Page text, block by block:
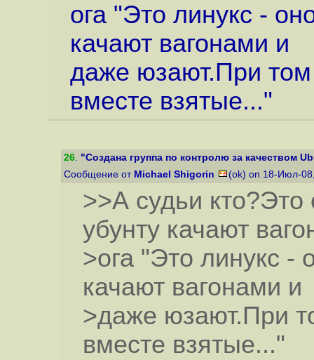
ога "Это линукс -
качают вагонами и
даже юзают.При
вместе взятые..."
26. "Создана группа по контролю за качеством
Сообщение от Michael Shigorin (ok) on 18-Июл-
>>А судьи кто?Это
убунту качают
>ога "Это линукс -
качают вагонами и
>даже юзают.При
вместе взятые..."